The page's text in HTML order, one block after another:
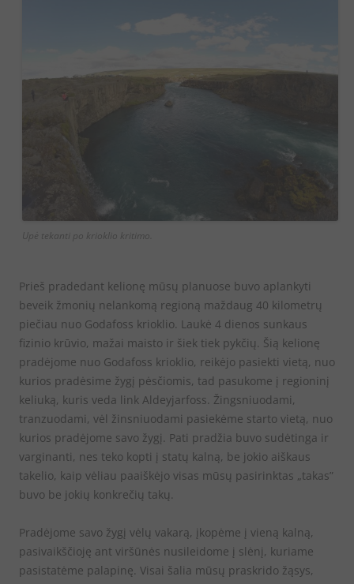
Upė tekanti po krioklio kritimo.
Prieš pradedant kelionę mūsų planuose buvo aplankyti
beveik žmonių nelankomą regioną maždaug 40 kilometrų
piečiau nuo Godafoss krioklio. Laukė 4 dienos sunkaus
fizinio krūvio, mažai maisto ir šiek tiek pykčių. Šią kelionę
pradėjome nuo Godafoss krioklio, reikėjo pasiekti vietą, nuo
kurios pradėsime žygį pėsčiomis, tad pasukome į regioninį
keliuką, kuris veda link Aldeyjarfoss. Žingsniuodami,
tranzuodami, vėl žinsniuodami pasiekėme starto vietą, nuo
kurios pradėjome savo žygį. Pati pradžia buvo sudėtinga ir
varginanti, nes teko kopti į statų kalną, be jokio aiškaus
takelio, kaip vėliau paaiškėjo visas mūsų pasirinktas „takas”
buvo be jokių konkrečių takų.
Pradėjome savo žygį vėlų vakarą, įkopėme į vieną kalną,
pasivaikščioję ant viršūnės nusileidome į slėnį, kuriame
pasistatėme palapinę. Visai šalia mūsų praskrido žąsys,